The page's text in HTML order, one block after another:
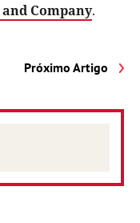
Company.
Próximo Artigo